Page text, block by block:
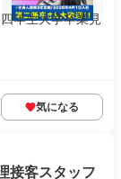
年生大学卒業見
気になる
接客スタッフ